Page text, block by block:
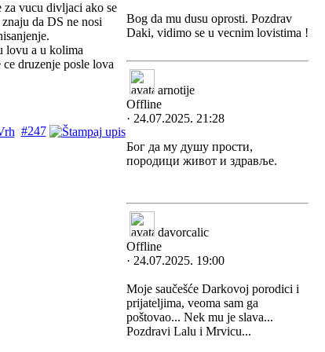
vucu divljaci ako se
da DS ne nosi
lovu a u kolima
druzenje posle lova
#247
Bog da mu dusu oprosti. Pozdrav
Daki, vidimo se u vecnim lovistima !
arnotije
Offline
· 24.07.2025. 21:28
Бог да му душу прости,
породици живот и здравље.
davorcalic
Offline
· 24.07.2025. 19:00
Moje saučešće Darkovoj porodici i
prijateljima, veoma sam ga
poštovao... Nek mu je slava...
Pozdravi Lalu i Mrvicu...